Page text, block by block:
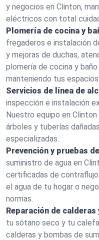
y negocios en Clinton,
eléctricos con total
Plomería de cocina y
fregaderos e instalación
y mejoras de duchas,
plomería de cocina y
manteniendo tus
Servicios de línea de
inspección e instalación
Nuestro equipo en
árboles y tuberías
especializadas.
Prevención y pruebas
suministro de agua en
certificadas de
el agua de tu hogar o
normas.
Reparación de
tu sótano seco y tu
calderas y bombas de